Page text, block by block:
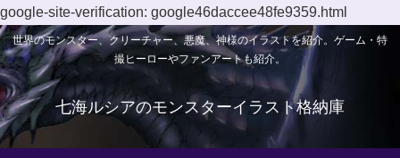
google-site-verification: google46daccee48fe9359.html
世界のモンスター、クリーチャー、悪魔、神様のイラストを紹介。ゲーム・特
撮ヒーローやファンアートも紹介。
七海ルシアのモンスターイラスト格納庫